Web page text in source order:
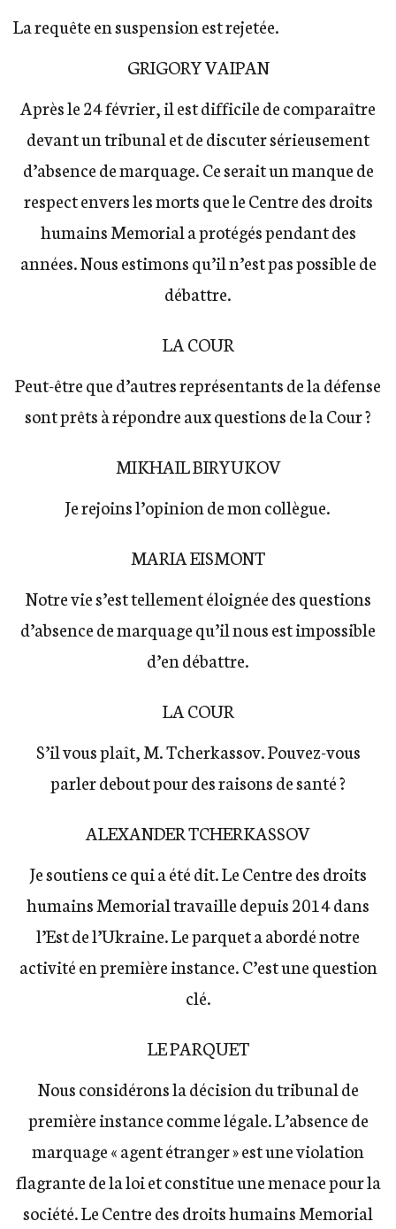
La requête en suspension est rejetée.
GRIGORY VAIPAN
Après le 24 février, il est difficile de comparaître
devant un tribunal et de discuter sérieusement
d’absence de marquage. Ce serait un manque de
respect envers les morts que le Centre des droits
humains Memorial a protégés pendant des
années. Nous estimons qu’il n’est pas possible de
débattre.
LA COUR
Peut-être que d’autres représentants de la défense
sont prêts à répondre aux questions de la Cour ?
MIKHAIL BIRYUKOV
Je rejoins l’opinion de mon collègue.
MARIA EISMONT
Notre vie s’est tellement éloignée des questions
d’absence de marquage qu’il nous est impossible
d’en débattre.
LA COUR
S’il vous plaît, M. Tcherkassov. Pouvez-vous
parler debout pour des raisons de santé ?
ALEXANDER TCHERKASSOV
Je soutiens ce qui a été dit. Le Centre des droits
humains Memorial travaille depuis 2014 dans
l’Est de l’Ukraine. Le parquet a abordé notre
activité en première instance. C’est une question
clé.
LE PARQUET
Nous considérons la décision du tribunal de
première instance comme légale. L’absence de
marquage « agent étranger » est une violation
flagrante de la loi et constitue une menace pour la
société. Le Centre des droits humains Memorial